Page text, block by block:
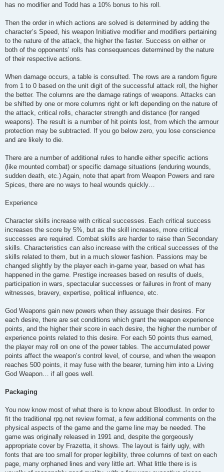
has no modifier and Todd has a 10% bonus to his roll.
Then the order in which actions are solved is determined by adding the
character’s Speed, his weapon Initiative modifier and modifiers pertaining
to the nature of the attack, the higher the faster. Success on either or
both of the opponents’ rolls has consequences determined by the nature
of their respective actions.
When damage occurs, a table is consulted. The rows are a random figure
from 1 to 0 based on the unit digit of the successful attack roll, the higher
the better. The columns are the damage ratings of weapons. Attacks can
be shifted by one or more columns right or left depending on the nature of
the attack, critical rolls, character strength and distance (for ranged
weapons). The result is a number of hit points lost, from which the armour
protection may be subtracted. If you go below zero, you lose conscience
and are likely to die.
There are a number of additional rules to handle either specific actions
(like mounted combat) or specific damage situations (enduring wounds,
sudden death, etc.) Again, note that apart from Weapon Powers and rare
Spices, there are no ways to heal wounds quickly…
Experience
Character skills increase with critical successes. Each critical success
increases the score by 5%, but as the skill increases, more critical
successes are required. Combat skills are harder to raise than Secondary
skills. Characteristics can also increase with the critical successes of the
skills related to them, but in a much slower fashion. Passions may be
changed slightly by the player each in-game year, based on what has
happened in the game. Prestige increases based on results of duels,
participation in wars, spectacular successes or failures in front of many
witnesses, bravery, expertise, political influence, etc.
God Weapons gain new powers when they assuage their desires. For
each desire, there are set conditions which grant the weapon experience
points, and the higher their score in each desire, the higher the number of
experience points related to this desire. For each 50 points thus earned,
the player may roll on one of the power tables. The accumulated power
points affect the weapon’s control level, of course, and when the weapon
reaches 500 points, it may fuse with the bearer, turning him into a Living
God Weapon… if all goes well.
Packaging
You now know most of what there is to know about Bloodlust. In order to
fit the traditional rpg.net review format, a few additional comments on the
physical aspects of the game and the game line may be needed. The
game was originally released in 1991 and, despite the gorgeously
appropriate cover by Frazetta, it shows. The layout is fairly ugly, with
fonts that are too small for proper legibility, three columns of text on each
page, many orphaned lines and very little art. What little there is is